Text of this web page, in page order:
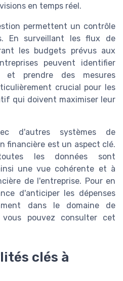
en temps réel.
permettent un contrôle
En surveillant les flux de
les budgets prévus aux
peuvent identifier
et prendre des mesures
crucial pour les
qui doivent maximiser leur
d'autres systèmes de
financière est un aspect clé.
les données sont
une vue cohérente et à
de l'entreprise. Pour en
d'anticiper les dépenses
dans le domaine de
vous pouvez consulter cet
clés à